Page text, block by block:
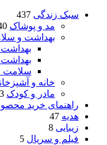
سبک زندگی 437
مد و پوشاک
بهداشت و
بهداشت
خانه و
مادر و کودک 3
راهنمای خرید
هدیه 47
زیبایی 8
فیلم و سریال 5